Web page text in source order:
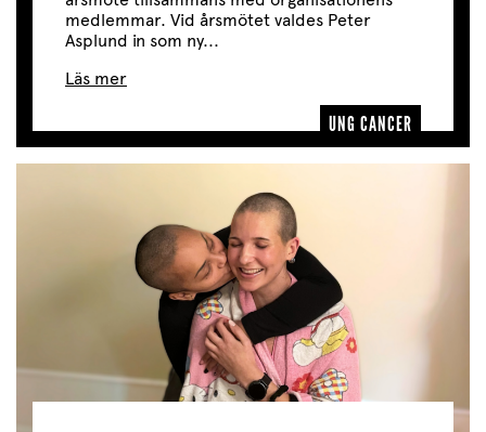
medlemmar. Vid årsmötet valdes Peter
Asplund in som ny...
Läs mer
UNG CANCER